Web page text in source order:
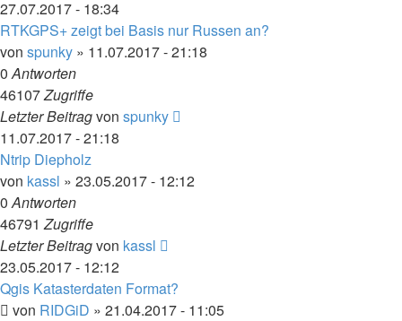
27.07.2017 - 18:34
RTKGPS+ zeigt bei Basis nur Russen an?
von spunky » 11.07.2017 - 21:18
0Antworten
46107Zugriffe
Letzter Beitragvon spunky
11.07.2017 - 21:18
Ntrip Diepholz
von kassl » 23.05.2017 - 12:12
0Antworten
46791Zugriffe
Letzter Beitragvon kassl
23.05.2017 - 12:12
Qgis Katasterdaten Format?
von RIDGiD » 21.04.2017 - 11:05